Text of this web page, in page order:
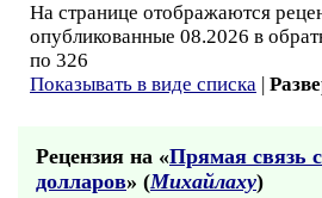
На странице отображаются
опубликованные 08.2026 в
по 326
Показывать в виде списка |
Рецензия на «Прямая связь
долларов» (Михайлаху)